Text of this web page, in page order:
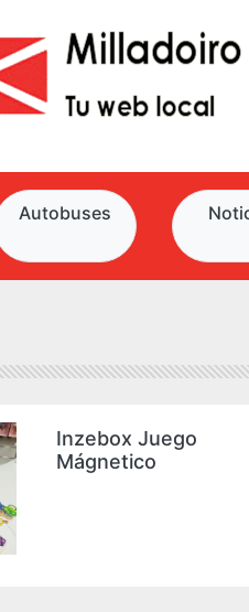
Autobuses
Inzebox Juego
Mágnetico